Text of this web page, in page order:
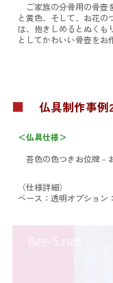
ご家族の分骨用の骨壺
と黄色、そして、お花
は、抱きしめるとぬく
としてかわいい骨壺をお
■ 仏具制作事例
＜仏具仕様＞
苔色の色つきお位牌－
（仕様詳細）
ベース：透明オプション